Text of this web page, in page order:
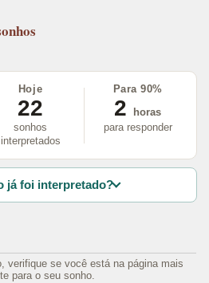
Hoje
22
sonhos
interpretados
Para 90%
2
horas
para responder
já foi interpretado?
verifique se você está na página mais
para o seu sonho.